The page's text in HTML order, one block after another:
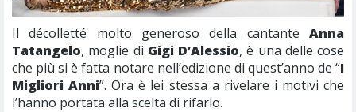
Il décolletté molto generoso della cantante Anna
Tatangelo, moglie di Gigi D’Alessio, è una delle cose
che più si è fatta notare nell’edizione di quest’anno de “I
Migliori Anni”. Ora è lei stessa a rivelare i motivi che
l’hanno portata alla scelta di rifarlo.